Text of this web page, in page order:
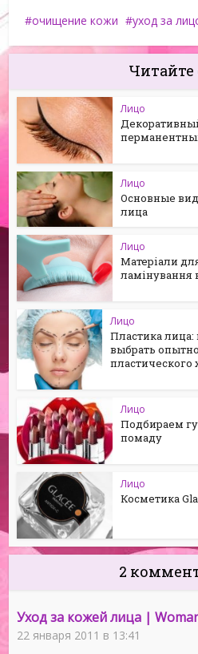
очищение кожи уход за
Читайте
Лицо
Лицо
Основные
лица
Лицо
Матеріали
ламінування
Лицо
Пластика лица:
выбрать
пластического
Лицо
Подбираем
помаду
Лицо
Косметика
2
Уход за кожей лица |
22 января 2011 в 13:41